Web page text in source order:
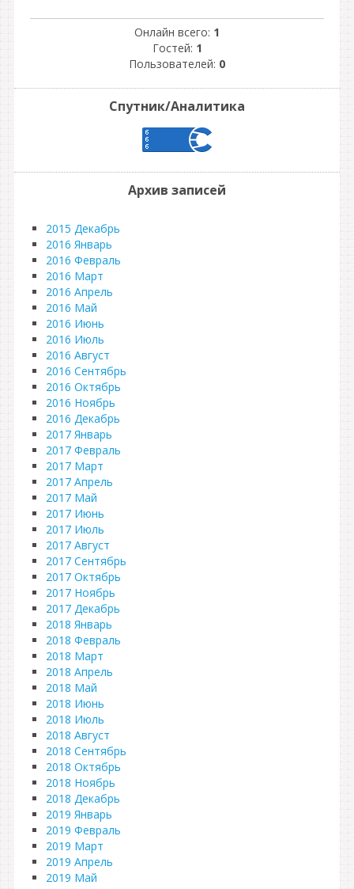
Онлайн всего: 1
Гостей: 1
Пользователей: 0
Спутник/Аналитика
Архив записей
2015 Декабрь
2016 Январь
2016 Февраль
2016 Март
2016 Апрель
2016 Май
2016 Июнь
2016 Июль
2016 Август
2016 Сентябрь
2016 Октябрь
2016 Ноябрь
2016 Декабрь
2017 Январь
2017 Февраль
2017 Март
2017 Апрель
2017 Май
2017 Июнь
2017 Июль
2017 Август
2017 Сентябрь
2017 Октябрь
2017 Ноябрь
2017 Декабрь
2018 Январь
2018 Февраль
2018 Март
2018 Апрель
2018 Май
2018 Июнь
2018 Июль
2018 Август
2018 Сентябрь
2018 Октябрь
2018 Ноябрь
2018 Декабрь
2019 Январь
2019 Февраль
2019 Март
2019 Апрель
2019 Май